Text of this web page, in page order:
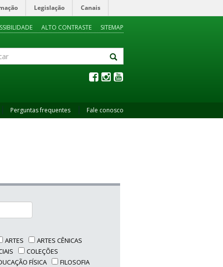
Legislação Canais
ALTO CONTRASTE SITEMAP
Perguntas frequentes Fale conosco
ARTES
ARTES CÊNICAS
COLEÇÕES
FÍSICA
FILOSOFIA